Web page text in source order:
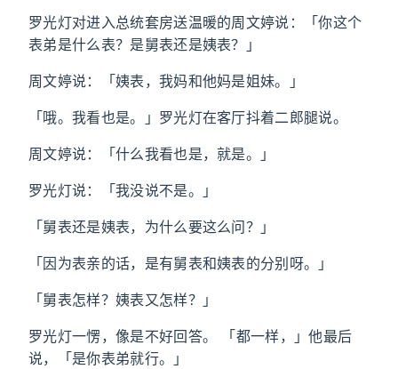
罗光灯对进入总统套房送温暖的周文婷说：「你这个
表弟是什么表？是舅表还是姨表？」
周文婷说：「姨表，我妈和他妈是姐妹。」
「哦。我看也是。」罗光灯在客厅抖着二郎腿说。
周文婷说：「什么我看也是，就是。」
罗光灯说：「我没说不是。」
「舅表还是姨表，为什么要这么问？」
「因为表亲的话，是有舅表和姨表的分别呀。」
「舅表怎样？姨表又怎样？」
罗光灯一愣，像是不好回答。 「都一样，」他最后
说，「是你表弟就行。」